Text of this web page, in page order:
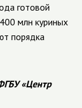
готовой
млн куриных
порядка
«Центр